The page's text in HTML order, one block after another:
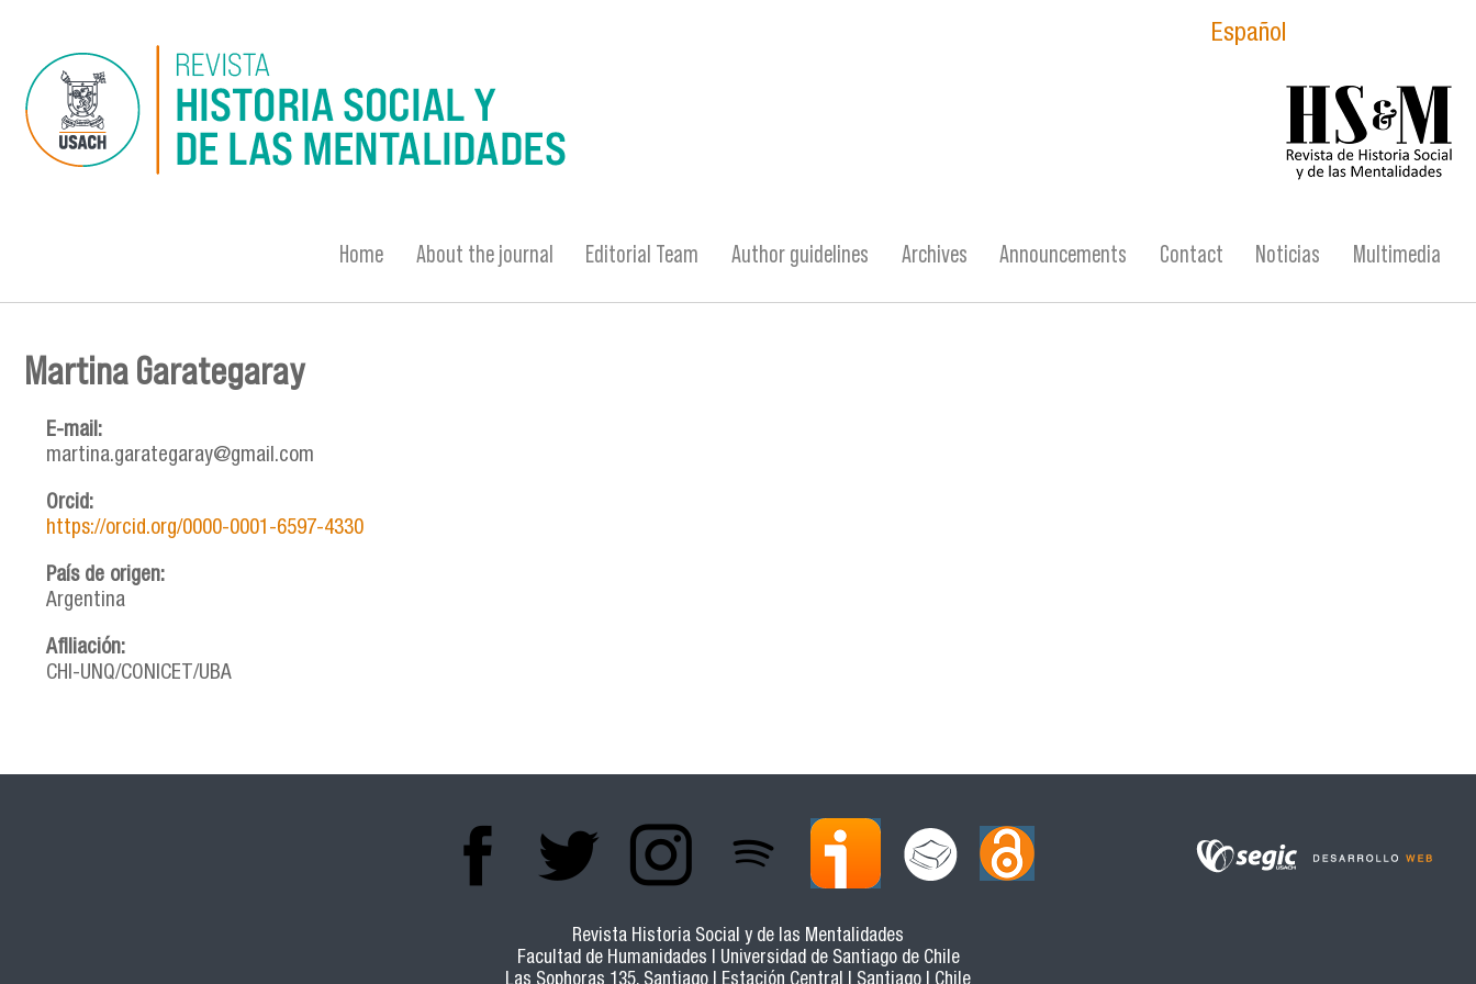
Español
Home About the journal Editorial Team Author guidelines Archives Announcements Contact Noticias Multimedia
You are here
Martina Garategaray
E-mail:
martina.garategaray@gmail.com
Orcid:
https://orcid.org/0000-0001-6597-4330
País de origen:
Argentina
Afiliación:
CHI-UNQ/CONICET/UBA
Revista Historia Social y de las Mentalidades
Facultad de Humanidades | Universidad de Santiago de Chile